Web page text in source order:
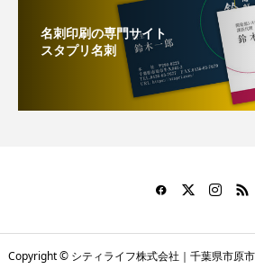
名刺印刷の専門サイト
スタプリ名刺
Copyright © シティライフ株式会社｜千葉県市原